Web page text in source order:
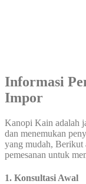
Informasi
Impor
Kanopi Kain adalah
dan menemukan
yang mudah, Berikut
pemesanan untuk
1. Konsultasi Awal